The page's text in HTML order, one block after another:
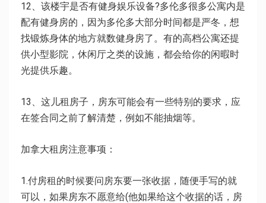
12、该楼宇是否有健身娱乐设备?多伦多很多公寓内是
配有健身房的，因为多伦多大部分时间都是严冬，想
找锻炼身体的地方就数健身房了。有的高档公寓还提
供小型影院，休闲厅之类的设施，都会给你的闲暇时
光提供乐趣。
13、这儿租房子，房东可能会有一些特别的要求，应
在签合同之前了解清楚，例如不能抽烟等。
加拿大租房注意事项：
1.付房租的时候要问房东要一张收据，随便手写的就
可以，如果房东不愿意给(他如果给这个收据的话，房